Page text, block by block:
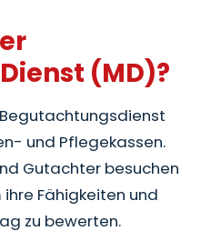
(MD)?
und Pflegekassen.
Gutachter besuchen
ihre Fähigkeiten und
zu bewerten.